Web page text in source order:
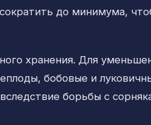
до минимума,
хранения. Для
бобовые и
борьбы с